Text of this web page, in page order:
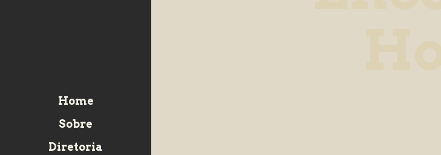
Home
Sobre
Diretoria